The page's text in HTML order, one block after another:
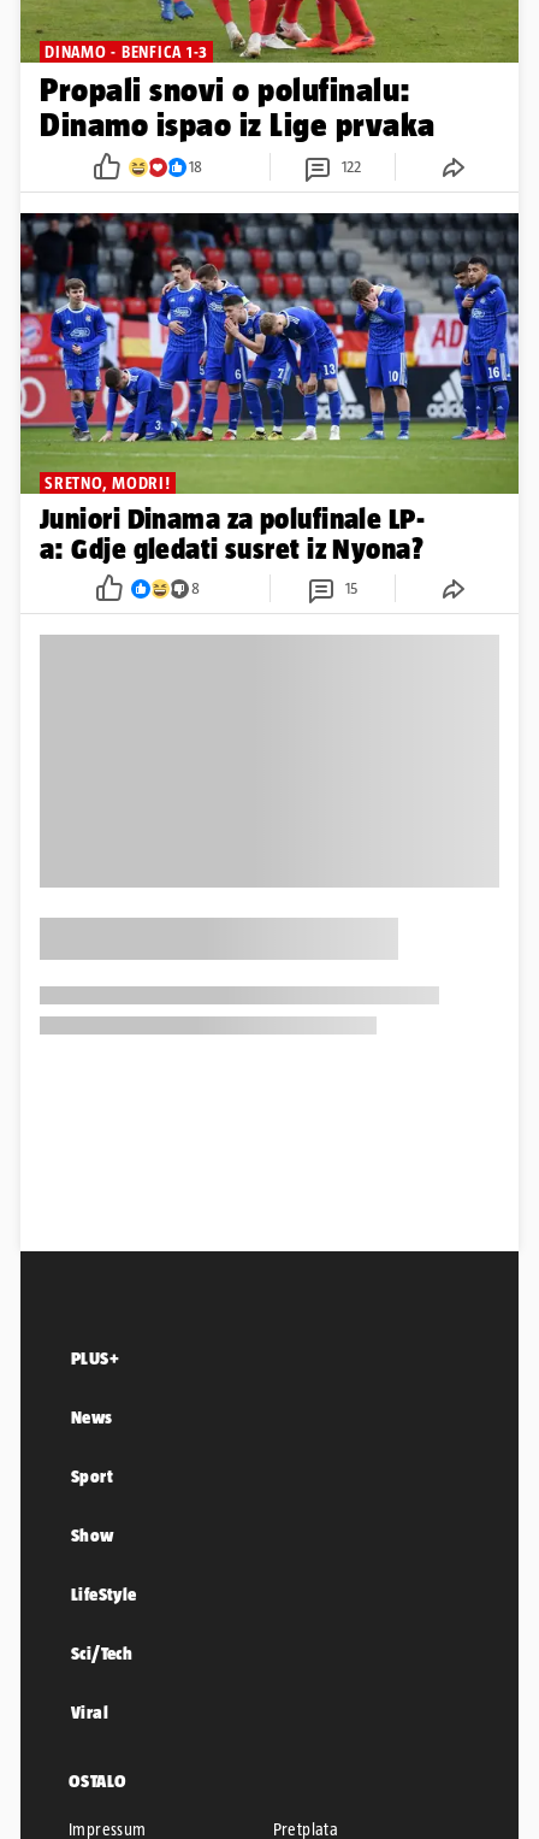
DINAMO - BENFICA 1-3
Propali snovi o polufinalu:
Dinamo ispao iz Lige prvaka
18 122
SRETNO, MODRI!
Juniori Dinama za polufinale LP-
a: Gdje gledati susret iz Nyona?
8 15
PLUS+
News
Sport
Show
LifeStyle
Sci/Tech
Viral
OSTALO
Impressum Pretplata